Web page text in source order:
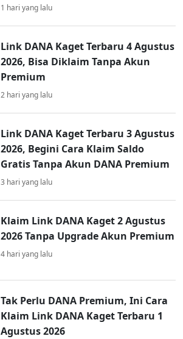
1 hari yang lalu
Link DANA Kaget Terbaru 4 Agustus
2026, Bisa Diklaim Tanpa Akun
Premium
2 hari yang lalu
Link DANA Kaget Terbaru 3 Agustus
2026, Begini Cara Klaim Saldo
Gratis Tanpa Akun DANA Premium
3 hari yang lalu
Klaim Link DANA Kaget 2 Agustus
2026 Tanpa Upgrade Akun Premium
4 hari yang lalu
Tak Perlu DANA Premium, Ini Cara
Klaim Link DANA Kaget Terbaru 1
Agustus 2026